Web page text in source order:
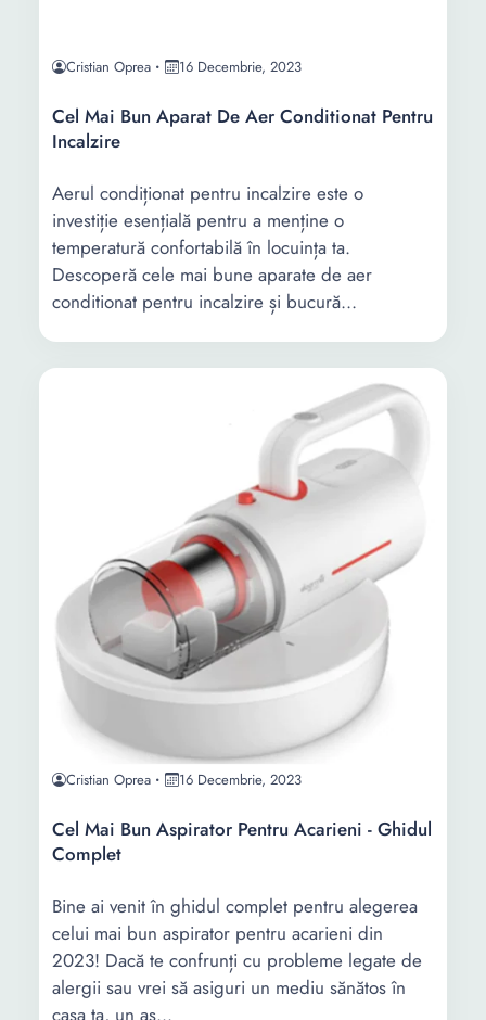
Cristian Oprea 16 Decembrie, 2023
Cel Mai Bun Aparat De Aer Conditionat Pentru
Incalzire
Aerul condiționat pentru incalzire este o
investiție esențială pentru a menține o
temperatură confortabilă în locuința ta.
Descoperă cele mai bune aparate de aer
conditionat pentru incalzire și bucură...
Cristian Oprea 16 Decembrie, 2023
Cel Mai Bun Aspirator Pentru Acarieni - Ghidul
Complet
Bine ai venit în ghidul complet pentru alegerea
celui mai bun aspirator pentru acarieni din
2023! Dacă te confrunți cu probleme legate de
alergii sau vrei să asiguri un mediu sănătos în
casa ta, un as...